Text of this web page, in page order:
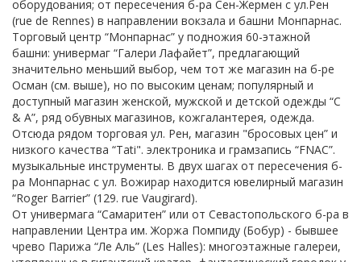
оборудования; от пересечения б-ра Сен-Жермен с ул.Рен
(rue de Rennes) в направлении вокзала и башни Монпарнас.
Торговый центр “Монпарнас” у подножия 60-этажной
башни: универмаг “Галери Лафайет”, предлагающий
значительно меньший выбор, чем тот же магазин на б-ре
Осман (см. выше), но по высоким ценам; популярный и
доступный магазин женской, мужской и детской одежды “С
& А”, ряд обувных магазинов, кожгалантерея, одежда.
Отсюда рядом торговая ул. Рен, магазин "бросовых цен” и
низкого качества “Tati". электроника и грамзапись “FNAC”.
музыкальные инструменты. В двух шагах от пересечения б-
ра Монпарнас с ул. Вожирар находится ювелирный магазин
“Roger Barrier” (129. rue Vaugirard).
От универмага “Самаритен” или от Севастопольского б-ра в
направлении Центра им. Жоржа Помпиду (Бобур) - бывшее
чрево Парижа “Ле Аль” (Les Halles): многоэтажные галереи,